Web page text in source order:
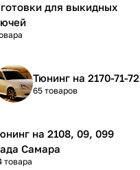
для выкидных
Тюнинг на 2170-71-72
65 товаров
на 2108, 09, 099
Самара
товара